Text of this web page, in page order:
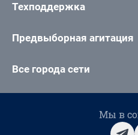
Техподдержка
Предвыборная агитация
Все города сети
Мы в